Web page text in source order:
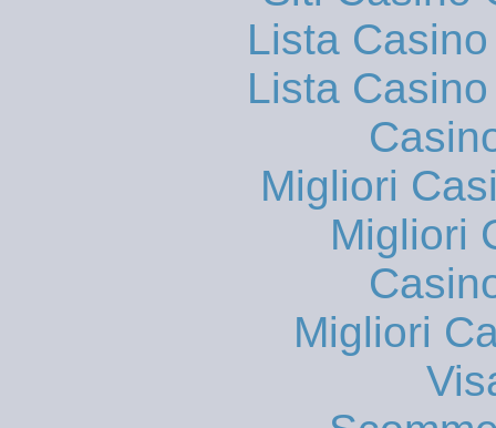
Lista
Lista
Migliori
Migliori
Migliori